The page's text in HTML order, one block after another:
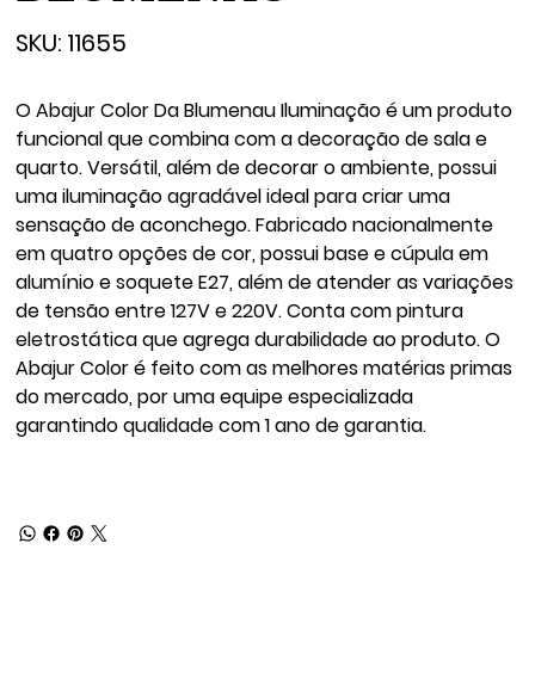
SKU:
11655
11655
O Abajur Color Da Blumenau Iluminação é um produto
funcional que combina com a decoração de sala e
quarto. Versátil, além de decorar o ambiente, possui
uma iluminação agradável ideal para criar uma
sensação de aconchego. Fabricado nacionalmente
em quatro opções de cor, possui base e cúpula em
alumínio e soquete E27, além de atender as variações
de tensão entre 127V e 220V. Conta com pintura
eletrostática que agrega durabilidade ao produto. O
Abajur Color é feito com as melhores matérias primas
do mercado, por uma equipe especializada
garantindo qualidade com 1 ano de garantia.